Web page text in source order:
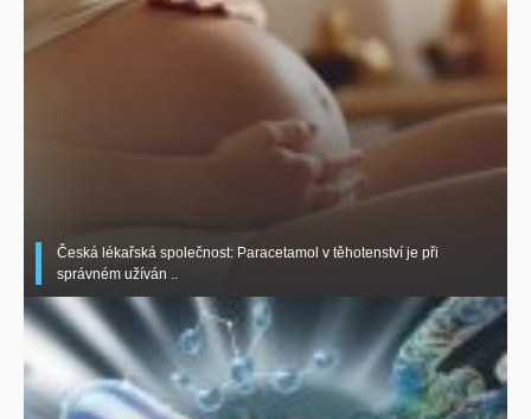
Česká lékařská společnost: Paracetamol v těhotenství je při
správném užíván ..